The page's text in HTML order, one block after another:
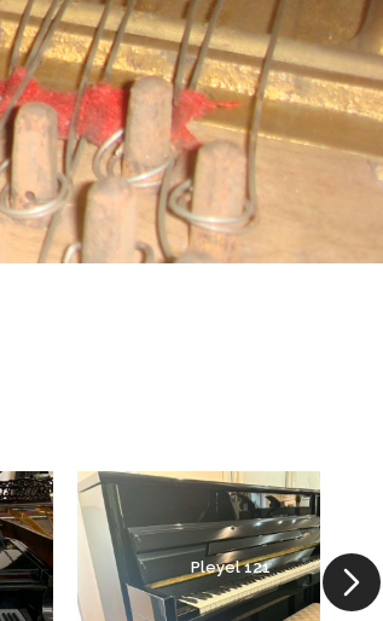
Pleyel 121